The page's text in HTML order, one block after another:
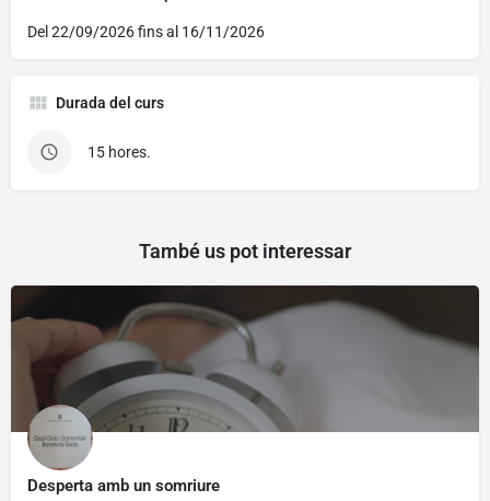
Del 22/09/2026 fins al 16/11/2026
Durada del curs
15 hores.
També us pot interessar
Desperta amb un somriure